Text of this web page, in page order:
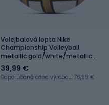
Volejbalová lopta Nike
Championship Volleyball
metallic gold/white/metallic
39,99 €
Odporúčaná cena výrobcu: 76,99 €